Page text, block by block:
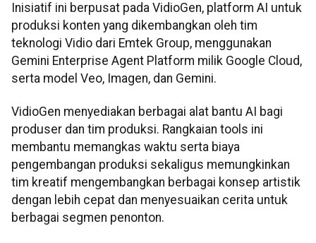
Inisiatif ini berpusat pada VidioGen, platform AI untuk
produksi konten yang dikembangkan oleh tim
teknologi Vidio dari Emtek Group, menggunakan
Gemini Enterprise Agent Platform milik Google Cloud,
serta model Veo, Imagen, dan Gemini.
VidioGen menyediakan berbagai alat bantu AI bagi
produser dan tim produksi. Rangkaian tools ini
membantu memangkas waktu serta biaya
pengembangan produksi sekaligus memungkinkan
tim kreatif mengembangkan berbagai konsep artistik
dengan lebih cepat dan menyesuaikan cerita untuk
berbagai segmen penonton.